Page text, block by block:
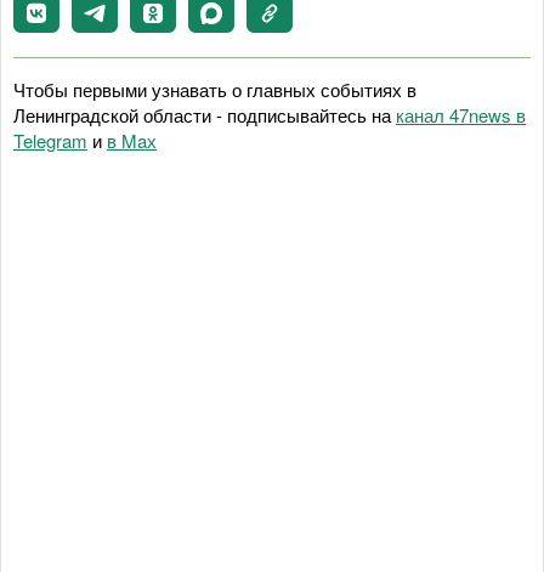
Чтобы первыми узнавать о главных событиях в
Ленинградской области - подписывайтесь на канал 47news в
Telegram и в Maх